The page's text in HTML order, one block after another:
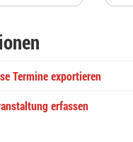
Termine exportieren
erfassen